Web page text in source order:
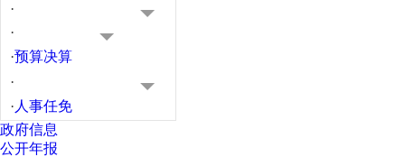
·
·
·预算决算
·
· 人事任免
政府信息
公开年报